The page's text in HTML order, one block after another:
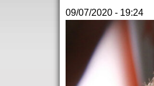
09/07/2020 - 19:24